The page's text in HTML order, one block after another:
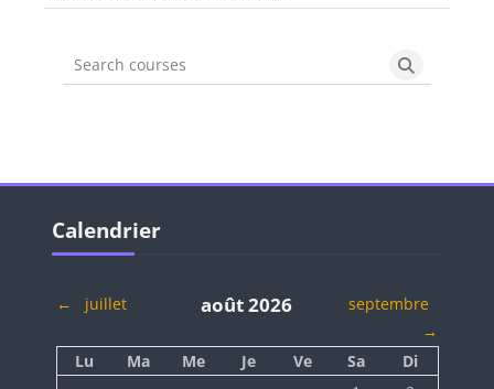
Search courses Search
Blocs
Calendrier
← juillet août 2026
septembre
→
Lundi
Lu Mardi
Ma Mercredi
Me Jeudi
Je Vendredi
Ve Samedi
Sa Dimanche
Di